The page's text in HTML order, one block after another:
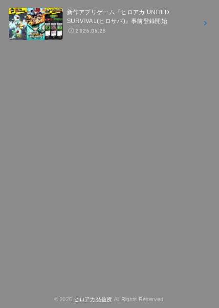
新作アプリゲーム『ヒロアカ UNITED
SURVIVAL(ヒロサバ)』事前登録開始
2026.06.25
© 2026 ヒロアカ発信所 All Rights Reserved.